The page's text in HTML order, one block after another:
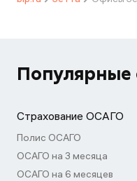
Популярные
Страхование ОСАГО
Полис ОСАГО
ОСАГО на 3 месяца
ОСАГО на 6 месяцев